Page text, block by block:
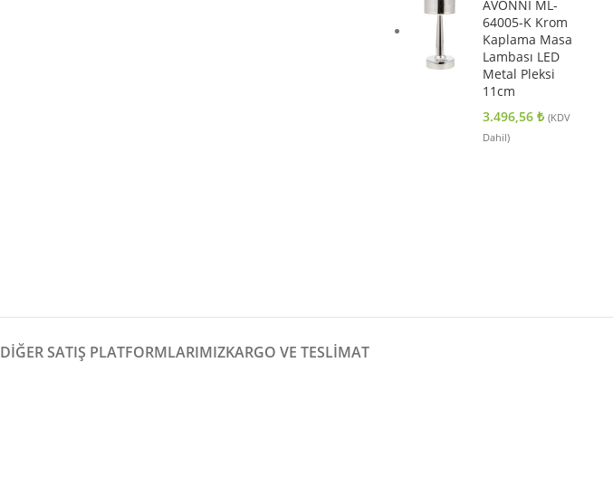
AVONNI ML-
64005-K Krom
Kaplama Masa
Lambası LED
Metal Pleksi
11cm
3.496,56₺ (KDV
Dahil)
DIĞER SATIŞ PLATFORMLARIMIZKARGO VE TESLIMAT